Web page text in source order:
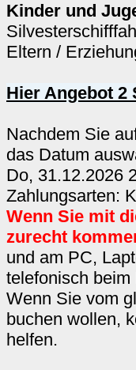
Kinder und
Eltern /
Hier Angebot
Nachdem Sie
das Datum
Do, 31.12.2026
Zahlungsarten:
Wenn Sie mit
zurecht
und am PC,
telefonisch
Wenn Sie vom
buchen wollen,
helfen.